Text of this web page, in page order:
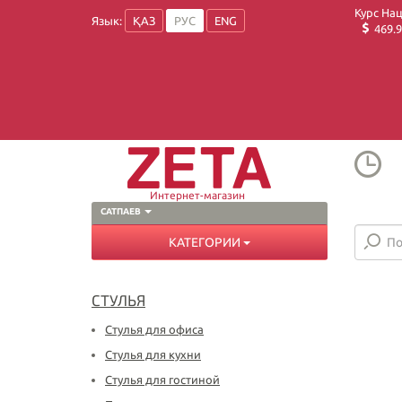
Язык: ҚАЗ РУС ENG
Курс
САТПАЕВ
Интернет-магазин
КАТЕГОРИИ
СТУЛЬЯ
Стулья для офиса
Стулья для кухни
Стулья для гостиной